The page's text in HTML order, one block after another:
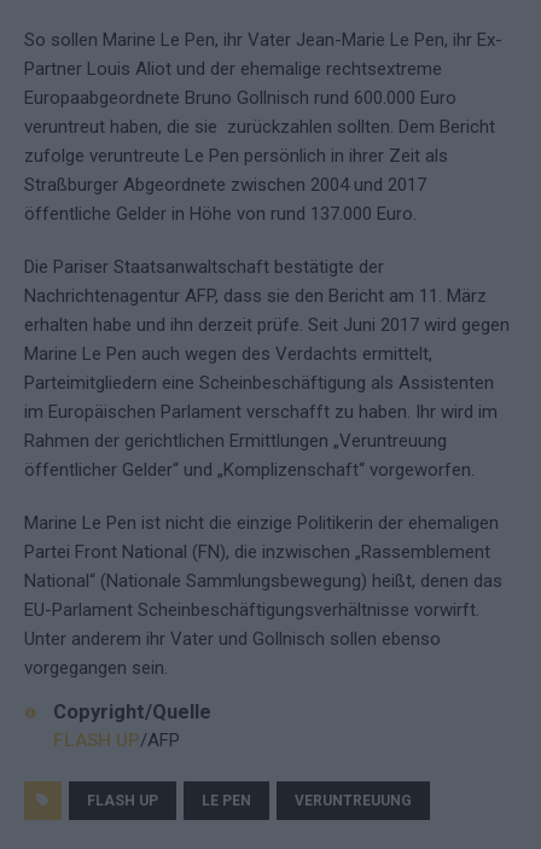
So sollen Marine Le Pen, ihr Vater Jean-Marie Le Pen, ihr Ex-
Partner Louis Aliot und der ehemalige rechtsextreme
Europaabgeordnete Bruno Gollnisch rund 600.000 Euro
veruntreut haben, die sie zurückzahlen sollten. Dem Bericht
zufolge veruntreute Le Pen persönlich in ihrer Zeit als
Straßburger Abgeordnete zwischen 2004 und 2017
öffentliche Gelder in Höhe von rund 137.000 Euro.
Die Pariser Staatsanwaltschaft bestätigte der
Nachrichtenagentur AFP, dass sie den Bericht am 11. März
erhalten habe und ihn derzeit prüfe. Seit Juni 2017 wird gegen
Marine Le Pen auch wegen des Verdachts ermittelt,
Parteimitgliedern eine Scheinbeschäftigung als Assistenten
im Europäischen Parlament verschafft zu haben. Ihr wird im
Rahmen der gerichtlichen Ermittlungen „Veruntreuung
öffentlicher Gelder“ und „Komplizenschaft“ vorgeworfen.
Marine Le Pen ist nicht die einzige Politikerin der ehemaligen
Partei Front National (FN), die inzwischen „Rassemblement
National“ (Nationale Sammlungsbewegung) heißt, denen das
EU-Parlament Scheinbeschäftigungsverhältnisse vorwirft.
Unter anderem ihr Vater und Gollnisch sollen ebenso
vorgegangen sein.
Copyright/Quelle
FLASH UP/AFP
FLASH UP LE PEN VERUNTREUUNG